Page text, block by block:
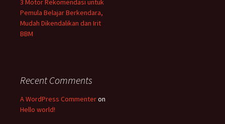
3 Motor Rekomendasi untuk
Pemula Belajar Berkendara,
Mudah Dikendalikan dan Irit
BBM
Recent Comments
A WordPress Commenteron
Hello world!